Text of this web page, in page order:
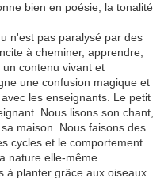
bien en poésie, la tonalité
n'est pas paralysé par des
à cheminer, apprendre,
contenu vivant et
une confusion magique et
les enseignants. Le petit
Nous lisons son chant,
maison. Nous faisons des
cycles et le comportement
nature elle-même.
à planter grâce aux oiseaux.